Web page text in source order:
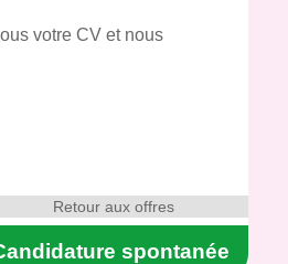
votre CV et nous
spontanée
Retour aux offres